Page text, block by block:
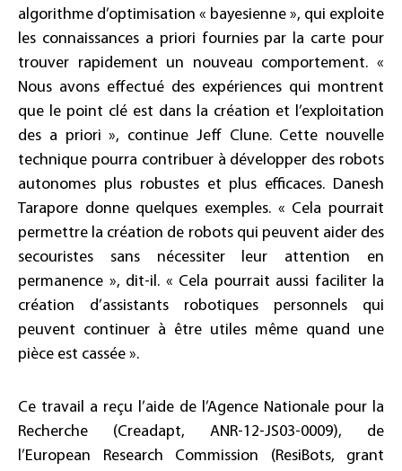
algorithme d’optimisation « bayesienne », qui exploite
les connaissances a priori fournies par la carte pour
trouver rapidement un nouveau comportement. «
Nous avons effectué des expériences qui montrent
que le point clé est dans la création et l’exploitation
des a priori », continue Jeff Clune. Cette nouvelle
technique pourra contribuer à développer des robots
autonomes plus robustes et plus efficaces. Danesh
Tarapore donne quelques exemples. « Cela pourrait
permettre la création de robots qui peuvent aider des
secouristes sans nécessiter leur attention en
permanence », dit-il. « Cela pourrait aussi faciliter la
création d’assistants robotiques personnels qui
peuvent continuer à être utiles même quand une
pièce est cassée ».
Ce travail a reçu l’aide de l’Agence Nationale pour la
Recherche (Creadapt, ANR-12-JS03-0009), de
l’European Research Commission (ResiBots, grant